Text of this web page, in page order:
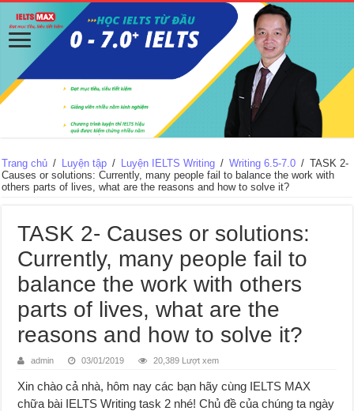
Trang chủ / Luyện tập / Luyện IELTS Writing / Writing 6.5-7.0 / TASK 2-
Causes or solutions: Currently, many people fail to balance the work with
others parts of lives, what are the reasons and how to solve it?
TASK 2- Causes or solutions:
Currently, many people fail to
balance the work with others
parts of lives, what are the
reasons and how to solve it?
admin 03/01/2019 20,389 Lượt xem
Xin chào cả nhà, hôm nay các bạn hãy cùng IELTS MAX
chữa bài IELTS Writing task 2 nhé! Chủ đề của chúng ta ngày